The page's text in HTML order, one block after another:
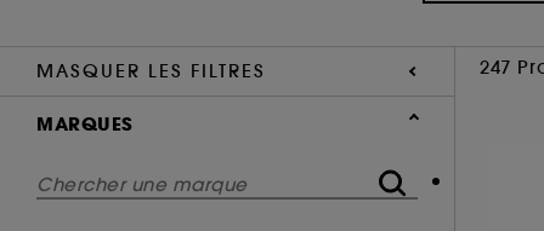
MASQUER LES FILTRES 247
MARQUES